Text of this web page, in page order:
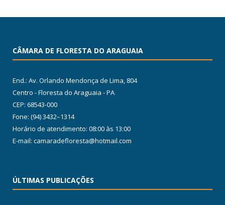
CÂMARA DE FLORESTA DO ARAGUAIA
End.: Av. Orlando Mendonça de Lima, 804
Centro - Floresta do Araguaia - PA
CEP: 68543-000
Fone: (94) 3432–1314
Horário de atendimento: 08:00 às 13:00
E-mail: camaradefloresta@hotmail.com
ÚLTIMAS PUBLICAÇÕES